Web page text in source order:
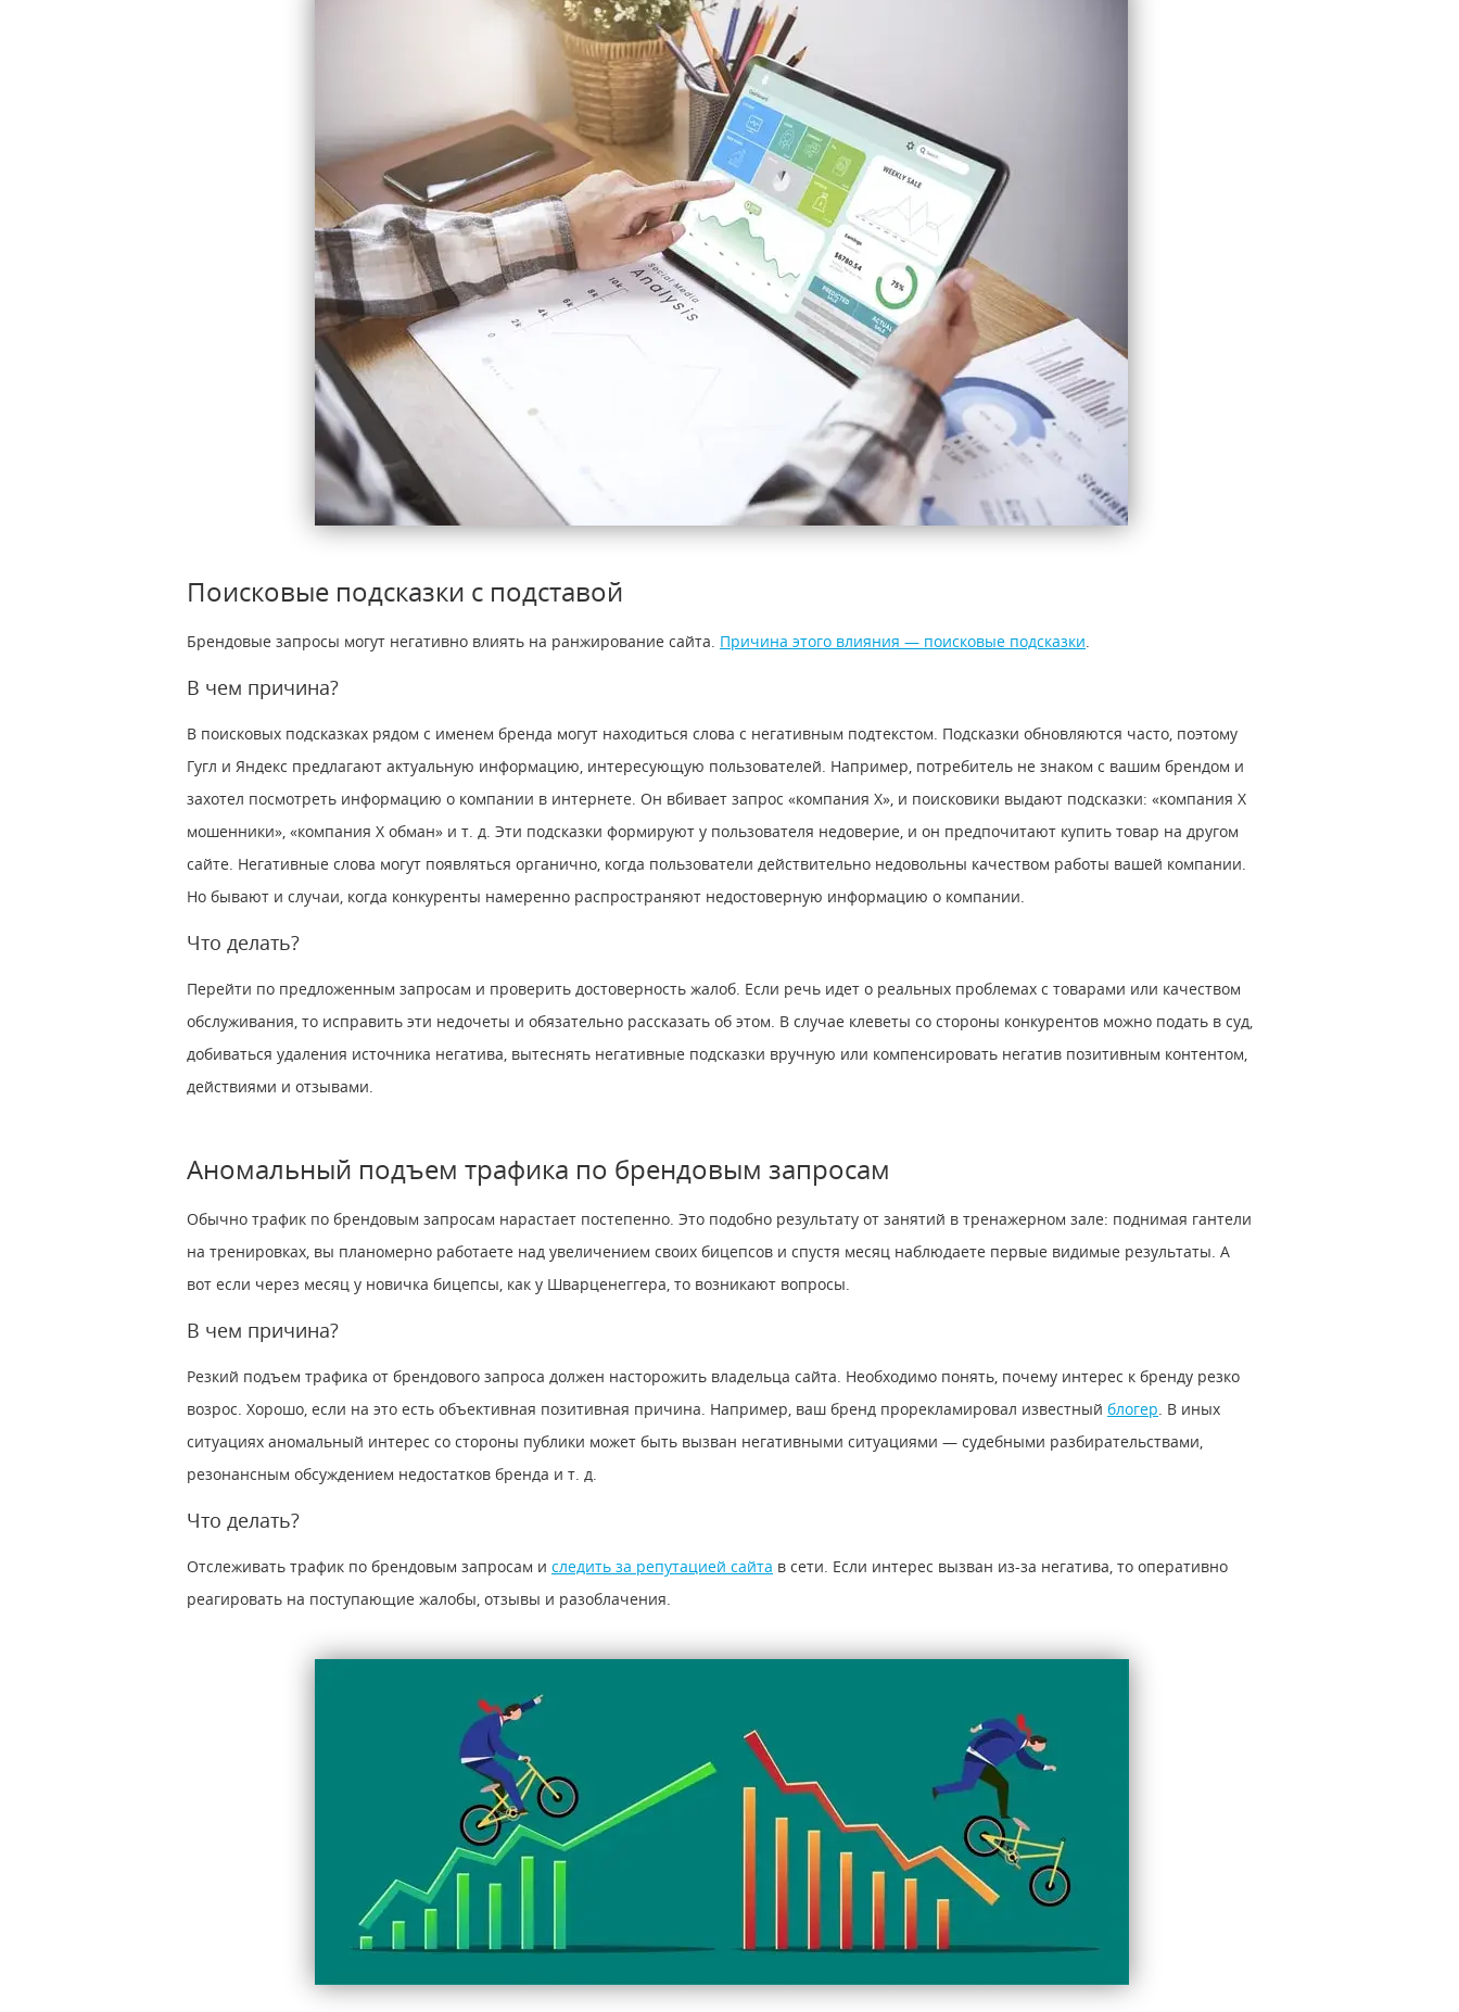
Поисковые подсказки с подставой
Брендовые запросы могут негативно влиять на ранжирование сайта. Причина этого влияния — поисковые подсказки.
В чем причина?
В поисковых подсказках рядом с именем бренда могут находиться слова с негативным подтекстом. Подсказки обновляются часто, поэтому
Гугл и Яндекс предлагают актуальную информацию, интересующую пользователей. Например, потребитель не знаком с вашим брендом и
захотел посмотреть информацию о компании в интернете. Он вбивает запрос «компания X», и поисковики выдают подсказки: «компания X
мошенники», «компания X обман» и т. д. Эти подсказки формируют у пользователя недоверие, и он предпочитают купить товар на другом
сайте. Негативные слова могут появляться органично, когда пользователи действительно недовольны качеством работы вашей компании.
Но бывают и случаи, когда конкуренты намеренно распространяют недостоверную информацию о компании.
Что делать?
Перейти по предложенным запросам и проверить достоверность жалоб. Если речь идет о реальных проблемах с товарами или качеством
обслуживания, то исправить эти недочеты и обязательно рассказать об этом. В случае клеветы со стороны конкурентов можно подать в суд,
добиваться удаления источника негатива, вытеснять негативные подсказки вручную или компенсировать негатив позитивным контентом,
действиями и отзывами.
Аномальный подъем трафика по брендовым запросам
Обычно трафик по брендовым запросам нарастает постепенно. Это подобно результату от занятий в тренажерном зале: поднимая гантели
на тренировках, вы планомерно работаете над увеличением своих бицепсов и спустя месяц наблюдаете первые видимые результаты. А
вот если через месяц у новичка бицепсы, как у Шварценеггера, то возникают вопросы.
В чем причина?
Резкий подъем трафика от брендового запроса должен насторожить владельца сайта. Необходимо понять, почему интерес к бренду резко
возрос. Хорошо, если на это есть объективная позитивная причина. Например, ваш бренд прорекламировал известный блогер. В иных
ситуациях аномальный интерес со стороны публики может быть вызван негативными ситуациями — судебными разбирательствами,
резонансным обсуждением недостатков бренда и т. д.
Что делать?
Отслеживать трафик по брендовым запросам и следить за репутацией сайта в сети. Если интерес вызван из-за негатива, то оперативно
реагировать на поступающие жалобы, отзывы и разоблачения.